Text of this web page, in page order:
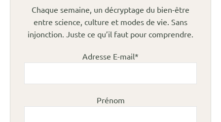
Chaque semaine, un décryptage du bien-être
entre science, culture et modes de vie. Sans
injonction. Juste ce qu’il faut pour comprendre.
Adresse E-mail*
Prénom